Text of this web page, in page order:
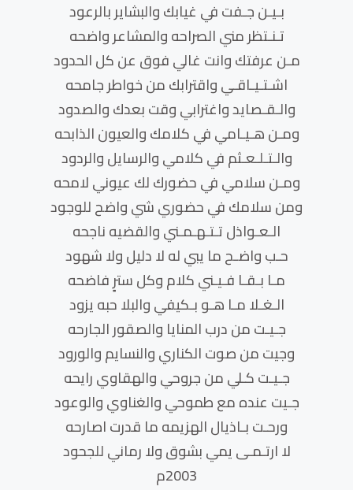
بـيـن جـفت في غيابك والبشاير بالرعود
تـنـتظر مني الصراحه والمشاعر واضحه
مـن عرفتك وانت غالي فوق عن كل الحدود
اشـتـيـاقـي واقترابك من خواطر جامحه
والـقـصايد واغترابي وقت بعدك والصدود
ومـن هـيـامي في كلامك والعيون الذابحه
والـتـلـعـثم في كلامي والرسايل والردود
ومـن سلامي في حضورك لك عيوني لامحه
ومن سلامك في حضوري شي واضح للوجود
الـعـواذل تـتـهـمـني والقضيه ناجحه
حـب واضـح ما يبي له لا دليل ولا شهود
مـا بـقـا فـيـني كلام وكل سترٍ فاضحه
الـغـلا مـا هـو بـكيفي والبلا حبه يزود
جـيـت من درب المنايا والصقور الجارحه
وجيت من صوت الكناري والنسايم والورود
جـيـت كـلي من جروحي والهقاوي رايحه
جـيت عنده مع طموحي والغناوي والوعود
ورحـت بـاذيال الهزيمه ما قدرت اصارحه
لا ارتـمـى يمي بشوق ولا رماني للجحود
2003م